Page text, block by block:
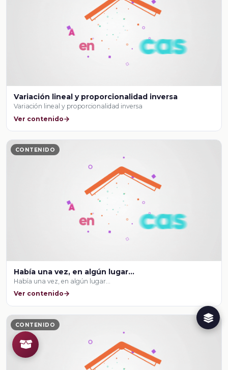
Variación lineal y proporcionalidad inversa
Variación lineal y proporcionalidad inversa
Ver contenido
CONTENIDO
Había una vez, en algún lugar…
Había una vez, en algún lugar…
Ver contenido
CONTENIDO